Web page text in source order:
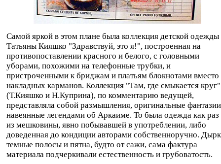
Самой яркой в этом плане была коллекция детской одежды
Татьяны Кияшко "Здравствуй, это я!", построенная на
противопоставлении красного и белого, с головными
уборами, похожими на телефонные трубки, и
пристроченными к бриджам и платьям блокнотами вместо
накладных карманов. Коллекция "Там, где смыкается круг"
(Т.Кияшко и Н.Куприна), по комментарию ведущей,
представляла собой размышления, оригинальные
навеянные легендами об Аркаиме. То была одежда как раз
из мешковины, явно побывавшей в употреблении, либо
доведенная до кондиции авторами собственноручно.
темные полосы и пятна, будто от сажи, сама фактура
материала подчеркивали естественность и грубоватость.